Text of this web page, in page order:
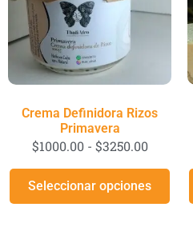
Crema Definidora Rizos
Primavera
$1000.00 - $3250.00
Seleccionar opciones